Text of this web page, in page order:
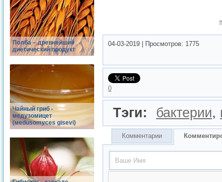
Полба – древнейший
диетический продукт
Чайный гриб -
медузомицет
(меdusomyces gisevi)
04-03-2019 Просмотров: 1775
0
Тэги: бактерии,
Комментарии